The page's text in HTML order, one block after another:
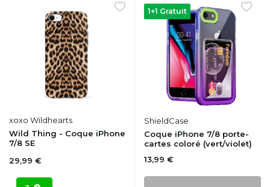
xoxo Wildhearts
Wild Thing - Coque iPhone
7/8 SE
29,99 €
1+1 Gratuit
ShieldCase
Coque iPhone 7/8 porte-
cartes coloré (vert/violet)
13,99 €